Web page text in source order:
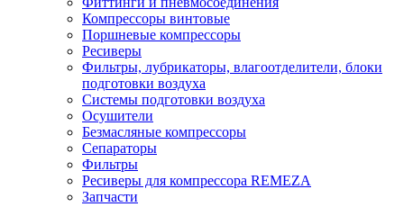
Компрессоры винтовые
Поршневые компрессоры
Ресиверы
Фильтры, лубрикаторы, влагоотделители, блоки
подготовки воздуха
Системы подготовки воздуха
Осушители
Безмасляные компрессоры
Сепараторы
Фильтры
Ресиверы для компрессора REMEZA
Запчасти